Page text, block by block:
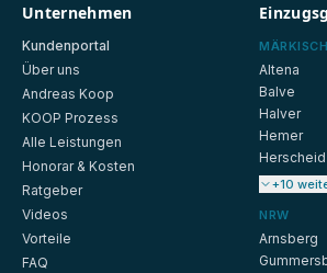
Unternehmen
Kundenportal
Über uns
Andreas Koop
KOOP Prozess
Alle Leistungen
Honorar & Kosten
Ratgeber
Videos
Vorteile
FAQ
Altena
Balve
Halver
Hemer
Herscheid
+10
NRW
Arnsberg